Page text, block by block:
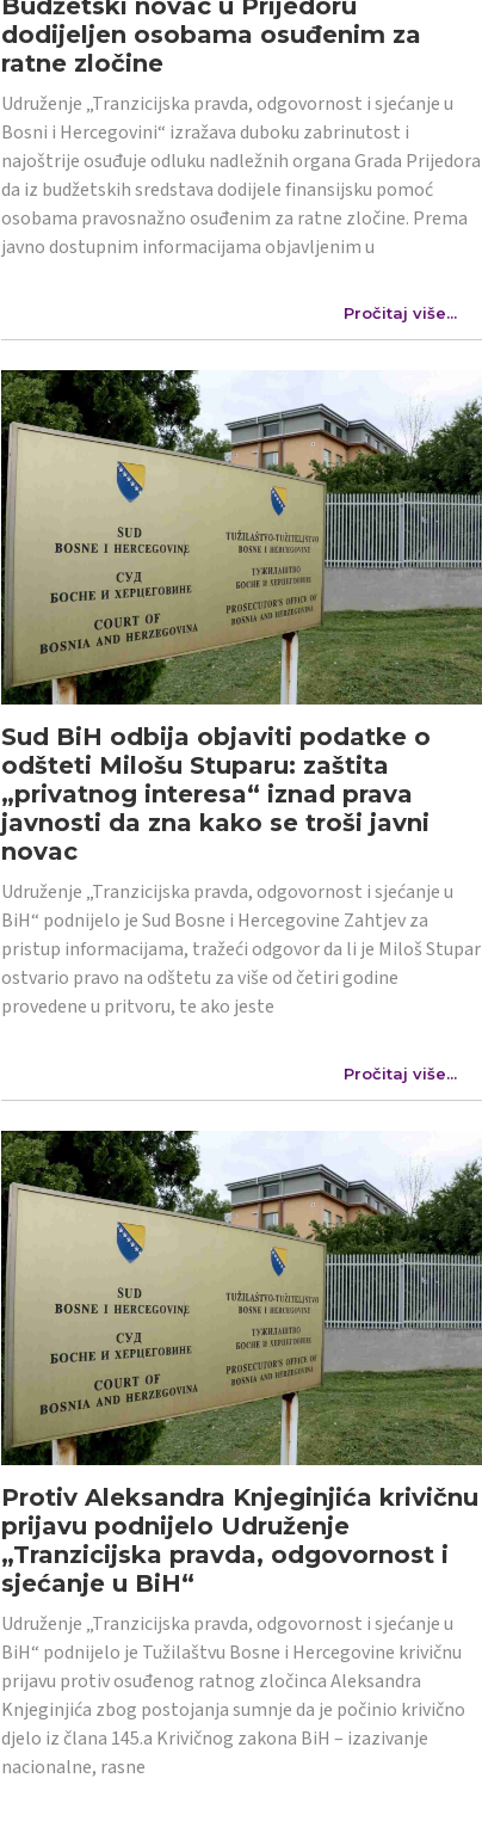
dodijeljen osobama osuđenim za
ratne zločine
Udruženje „Tranzicijska pravda, odgovornost i sjećanje u
Bosni i Hercegovini“ izražava duboku zabrinutost i
najoštrije osuđuje odluku nadležnih organa Grada Prijedora
da iz budžetskih sredstava dodijele finansijsku pomoć
osobama pravosnažno osuđenim za ratne zločine. Prema
javno dostupnim informacijama objavljenim u
Pročitaj više...
Sud BiH odbija objaviti podatke o
odšteti Milošu Stuparu: zaštita
„privatnog interesa“ iznad prava
javnosti da zna kako se troši javni
novac
Udruženje „Tranzicijska pravda, odgovornost i sjećanje u
BiH“ podnijelo je Sud Bosne i Hercegovine Zahtjev za
pristup informacijama, tražeći odgovor da li je Miloš Stupar
ostvario pravo na odštetu za više od četiri godine
provedene u pritvoru, te ako jeste
Pročitaj više...
Protiv Aleksandra Knjeginjića krivičnu
prijavu podnijelo Udruženje
„Tranzicijska pravda, odgovornost i
sjećanje u BiH“
Udruženje „Tranzicijska pravda, odgovornost i sjećanje u
BiH“ podnijelo je Tužilaštvu Bosne i Hercegovine krivičnu
prijavu protiv osuđenog ratnog zločinca Aleksandra
Knjeginjića zbog postojanja sumnje da je počinio krivično
djelo iz člana 145.a Krivičnog zakona BiH – izazivanje
nacionalne, rasne